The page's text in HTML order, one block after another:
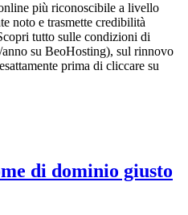
più riconoscibile a livello
noto e trasmette credibilità
tutto sulle condizioni di
su BeoHosting), sul rinnovo
prima di cliccare su
di dominio giusto